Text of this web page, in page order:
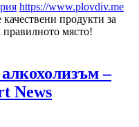
https://www.plovdiv.me
продукти за
правилното място!
–
News